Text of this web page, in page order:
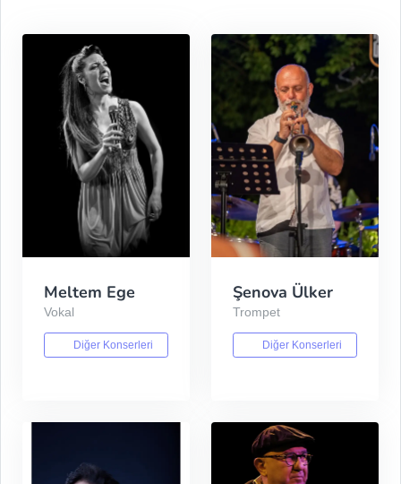
Meltem Ege
Vokal
Diğer Konserleri
Şenova Ülker
Trompet
Diğer Konserleri